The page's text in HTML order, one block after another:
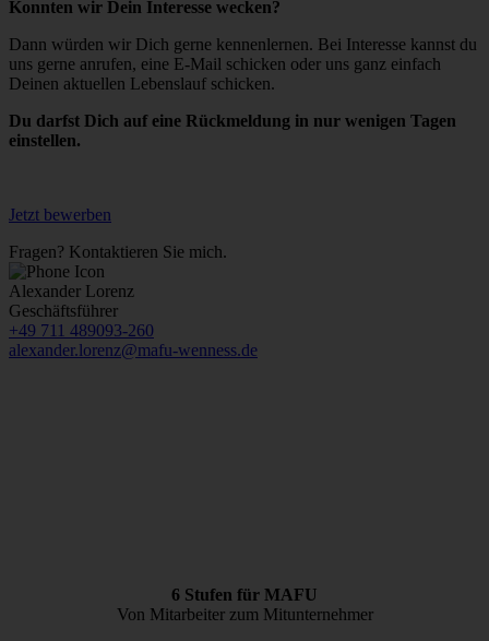
zur Darstellung von Anfahrtsseiten.
Cookie/Service Beschreibung
Anzeige einer
YouTube
Auswahl speichern
Konnten wir Dein Interesse wecken?
Dann würden wir Dich gerne kennenlernen. Bei Interesse kannst du
uns gerne anrufen, eine E-Mail schicken oder uns ganz einfach
Deinen aktuellen Lebenslauf schicken.
Du darfst Dich auf eine Rückmeldung in nur wenigen Tagen
einstellen.
Jetzt bewerben
Fragen? Kontaktieren Sie mich.
Alexander Lorenz
Geschäftsführer
+49 711 489093-260
alexander.lorenz@mafu-wenness.de
6 Stufen für MAFU
Von Mitarbeiter zum Mitunternehmer